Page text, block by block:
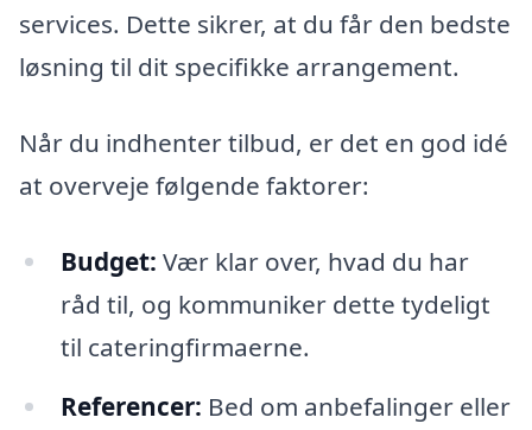
services. Dette sikrer, at du får den bedste
løsning til dit specifikke arrangement.
Når du indhenter tilbud, er det en god idé
at overveje følgende faktorer:
Budget: Vær klar over, hvad du har
råd til, og kommuniker dette tydeligt
til cateringfirmaerne.
Referencer: Bed om anbefalinger eller